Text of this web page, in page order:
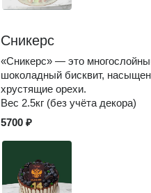
Сникерс
«Сникерс» — это
шоколадный бисквит,
хрустящие орехи.
Вес 2.5кг (без учёта декора)
5700 ₽